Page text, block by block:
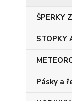
ŠPERKY
STOPKY
Pásky a